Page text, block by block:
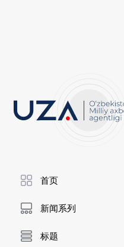
首页
新闻系列
标题